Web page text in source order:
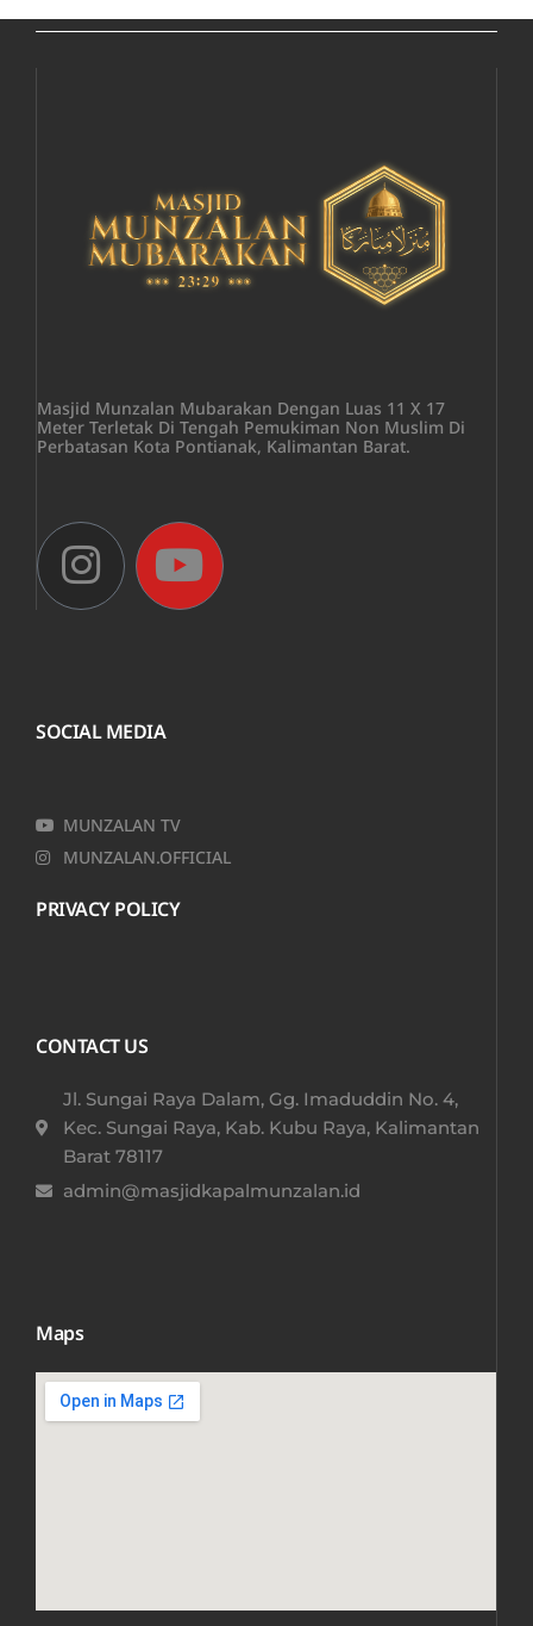
Masjid Munzalan Mubarakan Dengan Luas 11 X 17
Meter Terletak Di Tengah Pemukiman Non Muslim Di
Perbatasan Kota Pontianak, Kalimantan Barat.
SOCIAL MEDIA
MUNZALAN TV
MUNZALAN.OFFICIAL
PRIVACY POLICY
CONTACT US
Jl. Sungai Raya Dalam, Gg. Imaduddin No. 4,
Kec. Sungai Raya, Kab. Kubu Raya, Kalimantan
Barat 78117​
admin@masjidkapalmunzalan.id
Maps